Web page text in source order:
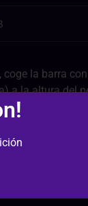
la barra
a la altura del
delante de
abrir los codos.
cuerpo.